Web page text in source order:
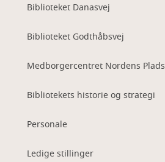
Biblioteket Danasvej
Biblioteket Godthåbsvej
Medborgercentret Nordens Plads
Bibliotekets historie og strategi
Personale
Ledige stillinger